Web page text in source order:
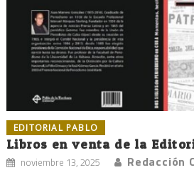
EDITORIAL PABLO
Libros en venta de la
noviembre 13, 2025 Redacción